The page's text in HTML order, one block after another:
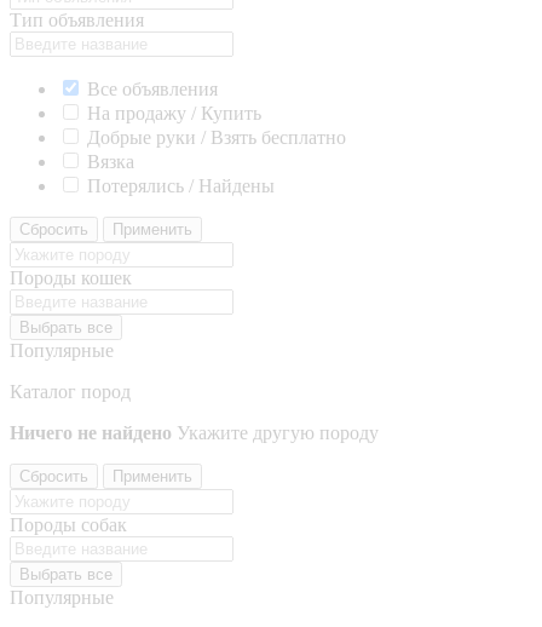
Тип объявления
Все объявления
На продажу / Купить
Добрые руки / Взять бесплатно
Вязка
Потерялись / Найдены
Сбросить Применить
Породы кошек
Выбрать все
Популярные
Каталог пород
Ничего не найдено Укажите другую породу
Сбросить Применить
Породы собак
Выбрать все
Популярные